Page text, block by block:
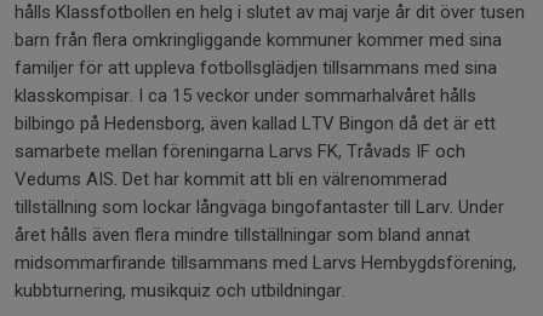
hålls Klassfotbollen en helg i slutet av maj varje år dit över tusen
barn från flera omkringliggande kommuner kommer med sina
familjer för att uppleva fotbollsglädjen tillsammans med sina
klasskompisar. I ca 15 veckor under sommarhalvåret hålls
bilbingo på Hedensborg, även kallad LTV Bingon då det är ett
samarbete mellan föreningarna Larvs FK, Tråvads IF och
Vedums AIS. Det har kommit att bli en välrenommerad
tillställning som lockar långväga bingofantaster till Larv. Under
året hålls även flera mindre tillställningar som bland annat
midsommarfirande tillsammans med Larvs Hembygdsförening,
kubbturnering, musikquiz och utbildningar.